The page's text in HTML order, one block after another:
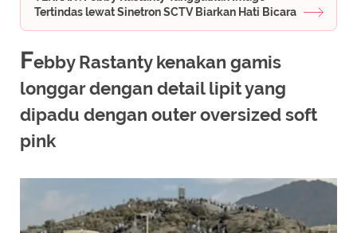
Tertindas lewat Sinetron SCTV Biarkan Hati Bicara
Febby Rastanty kenakan gamis
longgar dengan detail lipit yang
dipadu dengan outer oversized soft
pink